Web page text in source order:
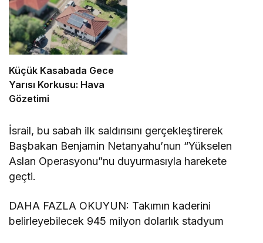
Küçük Kasabada Gece
Yarısı Korkusu: Hava
Gözetimi
İsrail, bu sabah ilk saldırısını gerçekleştirerek
Başbakan Benjamin Netanyahu’nun “Yükselen
Aslan Operasyonu”nu duyurmasıyla harekete
geçti.
DAHA FAZLA OKUYUN: Takımın kaderini
belirleyebilecek 945 milyon dolarlık stadyum